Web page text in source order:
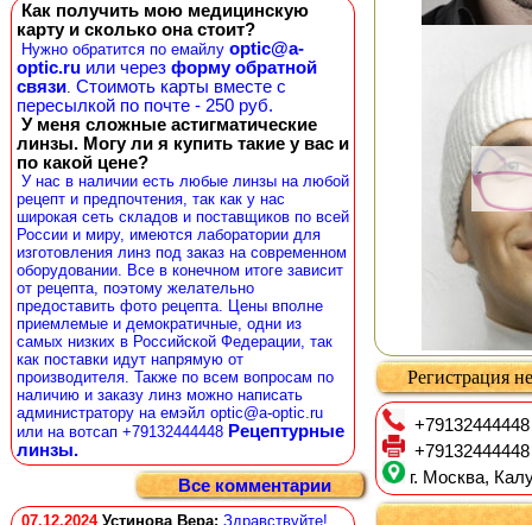
Как получить мою медицинскую
карту и сколько она стоит?
Нужно обратится по емайлу optic@a-
optic.ru или через форму обратной
связи. Стоимоть карты вместе с
пересылкой по почте - 250 руб.
У меня сложные астигматические
линзы. Могу ли я купить такие у вас и
по какой цене?
У нас в наличии есть любые линзы на любой
рецепт и предпочтения, так как у нас
широкая сеть складов и поставщиков по всей
России и миру, имеются лаборатории для
изготовления линз под заказ на современном
оборудовании. Все в конечном итоге зависит
от рецепта, поэтому желательно
предоставить фото рецепта. Цены вполне
приемлемые и демократичные, одни из
самых низких в Российской Федерации, так
как поставки идут напрямую от
производителя. Также по всем вопросам по
наличию и заказу линз можно написать
администратору на емэйл optic@a-optic.ru
или на вотсап +79132444448 Рецептурные
линзы.
Все комментарии
07.12.2024 Устинова Вера: Здравствуйте!
Регистрация
+79132444448
+79132444448
г. Москва,